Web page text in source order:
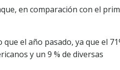
en comparación con el
el año pasado, ya que el
y un 9 % de diversas